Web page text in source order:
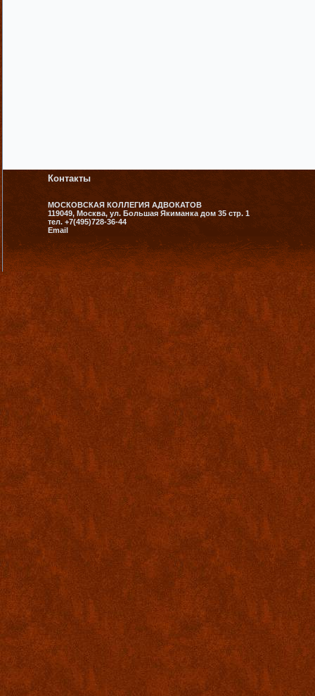
Контакты
МОСКОВСКАЯ КОЛЛЕГИЯ АДВОКАТОВ
119049, Москва, ул. Большая Якиманка дом 35 стр. 1
тел. +7(495)728-36-44
Email